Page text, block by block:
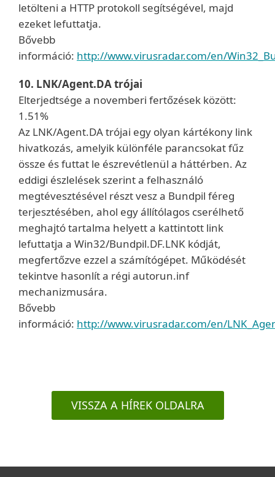
letölteni a HTTP protokoll segítségével, majd
ezeket lefuttatja.
Bővebb
információ: http://www.virusradar.com/en/
10. LNK/Agent.DA trójai
Elterjedtsége a novemberi fertőzések között:
1.51%
Az LNK/Agent.DA trójai egy olyan kártékony link
hivatkozás, amelyik különféle parancsokat fűz
össze és futtat le észrevétlenül a háttérben. Az
eddigi észlelések szerint a felhasználó
megtévesztésével részt vesz a Bundpil féreg
terjesztésében, ahol egy állítólagos cserélhető
meghajtó tartalma helyett a kattintott link
lefuttatja a Win32/Bundpil.DF.LNK kódját,
megfertőzve ezzel a számítógépet. Működését
tekintve hasonlít a régi autorun.inf
mechanizmusára.
Bővebb
információ: http://www.virusradar.com/en/
VISSZA A HÍREK OLDALRA